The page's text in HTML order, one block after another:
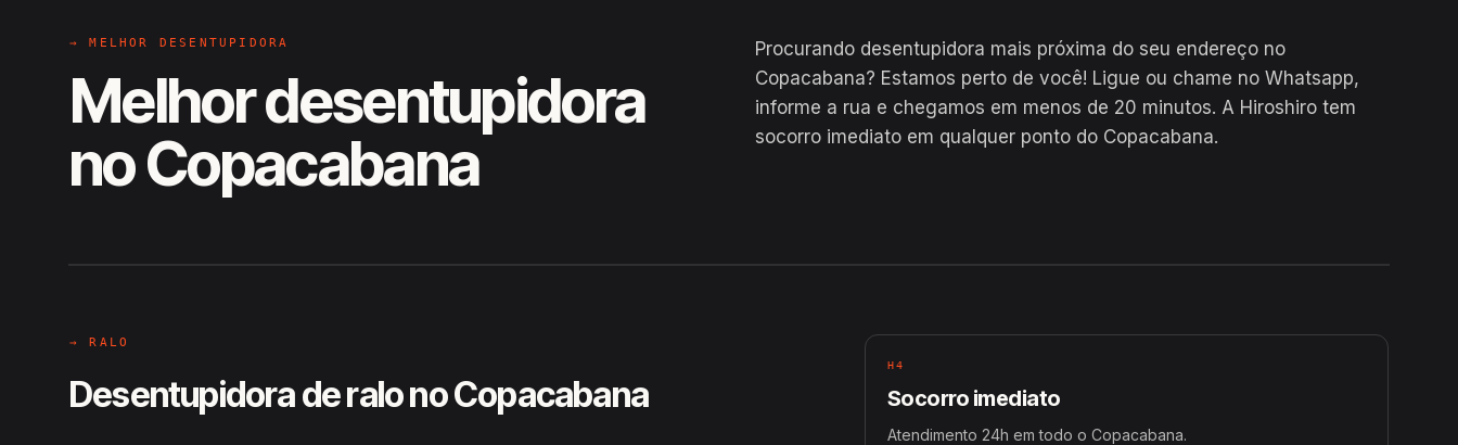
→ MELHOR DESENTUPIDORA
Melhor desentupidora
no Copacabana
Procurando desentupidora mais próxima do seu endereço no
Copacabana? Estamos perto de você! Ligue ou chame no Whatsapp,
informe a rua e chegamos em menos de 20 minutos. A Hiroshiro tem
socorro imediato em qualquer ponto do Copacabana.
EM CAMPO
→ RALO
Desentupidora de ralo no Copacabana
H4
Socorro imediato
Atendimento 24h em todo o Copacabana.